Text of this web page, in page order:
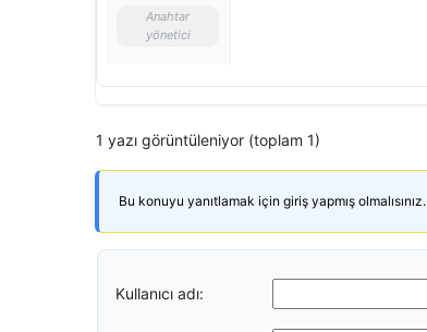
Anahtar
yönetici
1 yazı görüntüleniyor (toplam 1)
Bu konuyu yanıtlamak için giriş yapmış olmalısınız.
Kullanıcı adı: